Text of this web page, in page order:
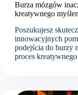
Burza mózgów
kreatywnego
Poszukujesz
innowacyjnych
podejścia do burzy
proces